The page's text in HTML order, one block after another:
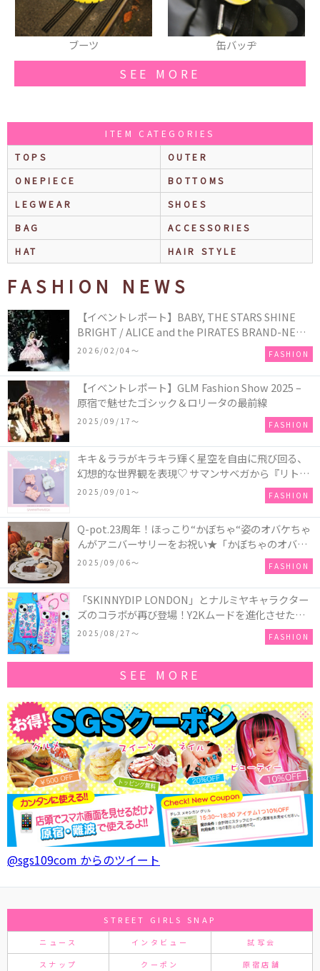
缶バッヂ コート
SEE MORE
ITEM CATEGORIES
TOPS
OUTER
ONEPIECE
BOTTOMS
LEGWEAR
SHOES
BAG
ACCESSORIES
HAT
HAIR STYLE
FASHION NEWS
【イベントレポート】BABY, THE STARS SHINE
BRIGHT / ALICE and the PIRATES BRAND-NEW
COLLECTION in TOKYO
2026/02/04〜 FASHION
【イベントレポート】GLM Fashion Show 2025 –
原宿で魅せたゴシック＆ロリータの最前線
2025/09/17〜 FASHION
キキ＆ララがキラキラ輝く星空を自由に飛び回る、
幻想的な世界観を表現♡ サマンサベガから『リトル
ツインスターズ』50周年アニバーサリーイヤー』を
2025/09/01〜 FASHION
Q-pot.23周年！ほっこり“かぼちゃ“姿のオバケちゃ
んがアニバーサリーをお祝い★「かぼちゃのオバケ
ーキアクセサリー」が新発売！Q-pot CAFE.では
「かぼちゃのオバケーキプレート」も登場
2025/09/06〜 FASHION
「SKINNYDIP LONDON」とナルミヤキャラクター
ズのコラボが再び登場！Y2Kムードを進化させた新
作コレクションを発売♪
2025/08/27〜 FASHION
SEE MORE
@sgs109com からのツイート
STREET GIRLS SNAP
ニュース インタビュー 試写会
スナップ クーポン 原宿店舗